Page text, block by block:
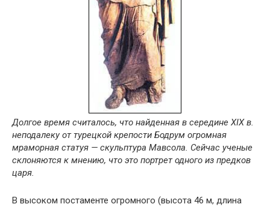
Долгое время считалось, что найденная в середине XIX в.
неподалеку от турецкой крепости Бодрум огромная
мраморная статуя — скульптура Мавсола. Сейчас ученые
склоняются к мнению, что это портрет одного из предков
царя.
В высоком постаменте огромного (высота 46 м, длина